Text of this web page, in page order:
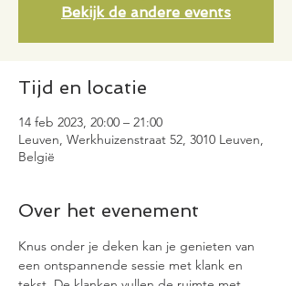
Bekijk de andere events
Tijd en locatie
14 feb 2023, 20:00 – 21:00
Leuven, Werkhuizenstraat 52, 3010 Leuven,
België
Over het evenement
Knus onder je deken kan je genieten van
een ontspannende sessie met klank en